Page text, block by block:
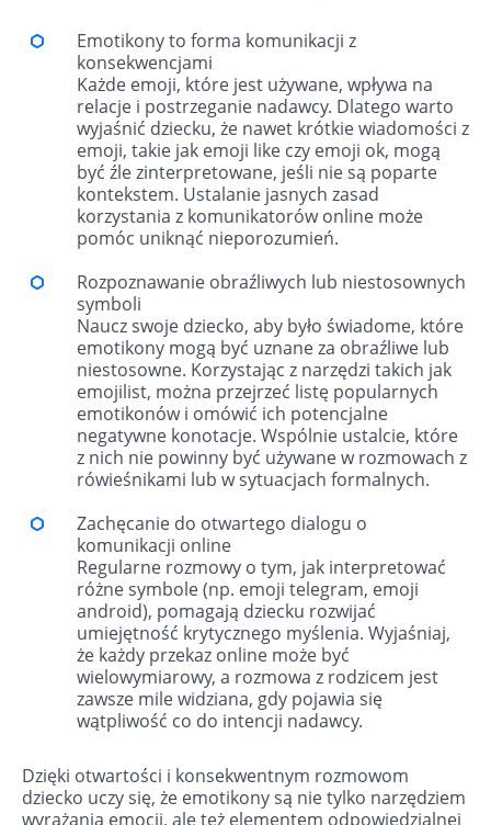
Emotikony to forma komunikacji z
konsekwencjami
Każde emoji, które jest używane, wpływa na
relacje i postrzeganie nadawcy. Dlatego warto
wyjaśnić dziecku, że nawet krótkie wiadomości z
emoji, takie jak emoji like czy emoji ok, mogą
być źle zinterpretowane, jeśli nie są poparte
kontekstem. Ustalanie jasnych zasad
korzystania z komunikatorów online może
pomóc uniknąć nieporozumień.
Rozpoznawanie obraźliwych lub niestosownych
symboli
Naucz swoje dziecko, aby było świadome, które
emotikony mogą być uznane za obraźliwe lub
niestosowne. Korzystając z narzędzi takich jak
emojilist, można przejrzeć listę popularnych
emotikonów i omówić ich potencjalne
negatywne konotacje. Wspólnie ustalcie, które
z nich nie powinny być używane w rozmowach z
rówieśnikami lub w sytuacjach formalnych.
Zachęcanie do otwartego dialogu o
komunikacji online
Regularne rozmowy o tym, jak interpretować
różne symbole (np. emoji telegram, emoji
android), pomagają dziecku rozwijać
umiejętność krytycznego myślenia. Wyjaśniaj,
że każdy przekaz online może być
wielowymiarowy, a rozmowa z rodzicem jest
zawsze mile widziana, gdy pojawia się
wątpliwość co do intencji nadawcy.
Dzięki otwartości i konsekwentnym rozmowom
dziecko uczy się, że emotikony są nie tylko narzędziem
wyrażania emocji, ale też elementem odpowiedzialnej